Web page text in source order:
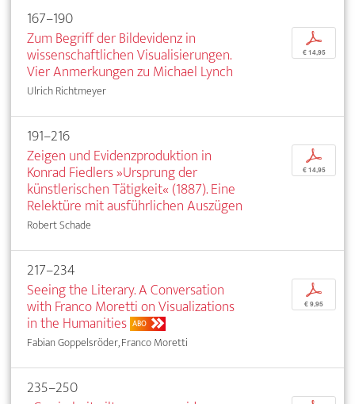
167–190
Zum Begriff der Bildevidenz in
wissenschaftlichen Visualisierungen.
Vier Anmerkungen zu Michael Lynch
Ulrich Richtmeyer
p
€ 14,95
191–216
Zeigen und Evidenzproduktion in
Konrad Fiedlers »Ursprung der
künstlerischen Tätigkeit« (1887). Eine
Relektüre mit ausführlichen Auszügen
Robert Schade
p
€ 14,95
217–234
Seeing the Literary. A Conversation
with Franco Moretti on Visualizations
in the Humanities ABO
Fabian Goppelsröder, Franco Moretti
p
€ 9,95
235–250